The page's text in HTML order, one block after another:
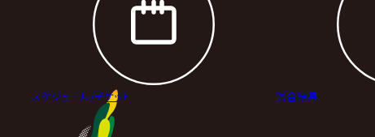
スケジュール/チケット 試合結果